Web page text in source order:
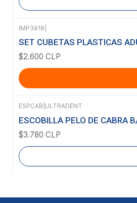
IMP3918
SET CUBETAS PLASTICAS
$2.600 CLP
Agotado
ESPCAB ULTRADENT
ESCOBILLA PELO DE CABRA
$3.780 CLP